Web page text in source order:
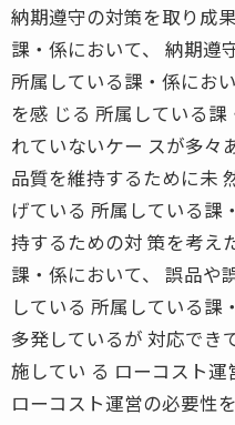
納期遵守の対策を取り成
課・係において、 納期遵
所属している課・係にお
を感 じる 所属している
れていないケー スが多々
品質を維持するために未
げている 所属している課
持するための対 策を考え
課・係において、 誤品や
している 所属している課
多発しているが 対応でき
施してい る ローコスト
ローコスト運営の必要性